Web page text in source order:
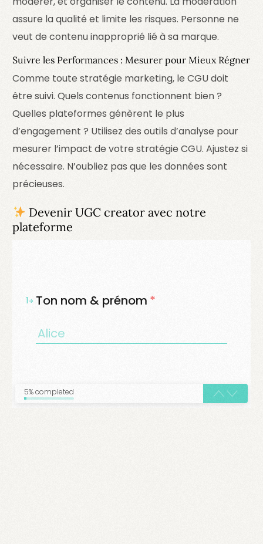
assure la qualité et limite les risques. Personne ne
veut de contenu inapproprié lié à sa marque.
Suivre les Performances : Mesurer pour Mieux Régner
Comme toute stratégie marketing, le CGU doit
être suivi. Quels contenus fonctionnent bien ?
Quelles plateformes génèrent le plus
d’engagement ? Utilisez des outils d’analyse pour
mesurer l’impact de votre stratégie CGU. Ajustez si
nécessaire. N’oubliez pas que les données sont
précieuses.
Devenir UGC creator avec notre
plateforme
1 Ton nom & prénom *
5% completed